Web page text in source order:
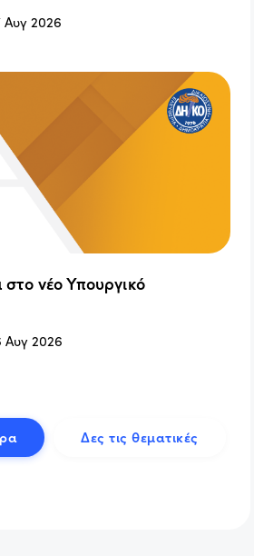
Αυγ 2026
στο νέο Υπουργικό
Αυγ 2026
Δες τις θεματικές